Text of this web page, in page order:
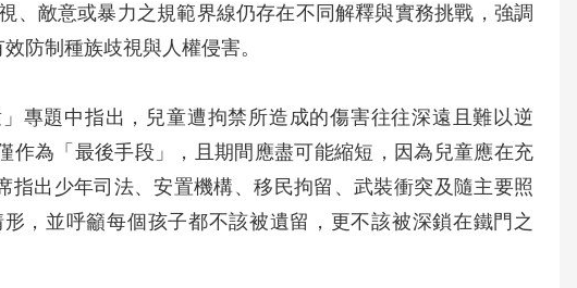
、敵意或暴力之規範界線仍存在不同解釋與實務挑戰，強調
防制種族歧視與人權侵害。
專題中指出，兒童遭拘禁所造成的傷害往往深遠且難以逆
為「最後手段」，且期間應盡可能縮短，因為兒童應在充
出少年司法、安置機構、移民拘留、武裝衝突及隨主要照
，並呼籲每個孩子都不該被遺留，更不該被深鎖在鐵門之